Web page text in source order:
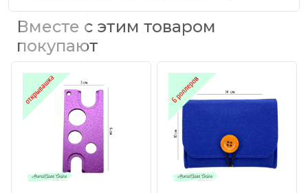
Вместе с этим товаром
покупают